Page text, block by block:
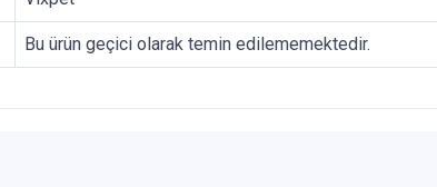
Bu ürün geçici olarak temin edilememektedir.